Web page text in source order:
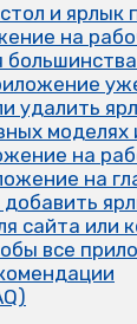
и ярлык
на
удалить
моделях
на
на
добавить
сайта или
все